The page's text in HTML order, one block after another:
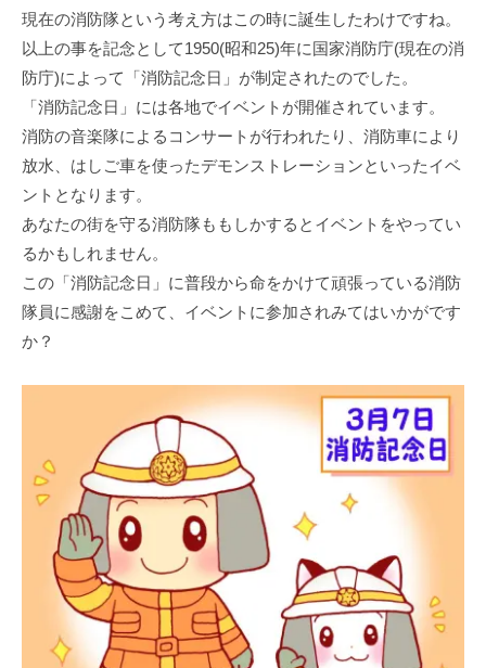
現在の消防隊という考え方はこの時に誕生したわけですね。
以上の事を記念として1950(昭和25)年に国家消防庁(現在の消
防庁)によって「消防記念日」が制定されたのでした。
「消防記念日」には各地でイベントが開催されています。
消防の音楽隊によるコンサートが行われたり、消防車により
放水、はしご車を使ったデモンストレーションといったイベ
ントとなります。
あなたの街を守る消防隊ももしかするとイベントをやってい
るかもしれません。
この「消防記念日」に普段から命をかけて頑張っている消防
隊員に感謝をこめて、イベントに参加されみてはいかがです
か？